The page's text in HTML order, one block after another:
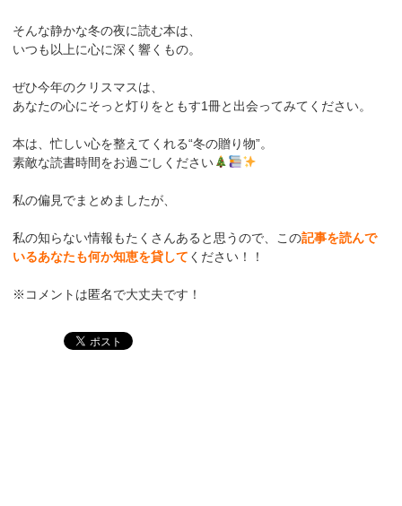
そんな静かな冬の夜に読む本は、
いつも以上に心に深く響くもの。
ぜひ今年のクリスマスは、
あなたの心にそっと灯りをともす1冊と出会ってみてください。
本は、忙しい心を整えてくれる“冬の贈り物”。
素敵な読書時間をお過ごしください
私の偏見でまとめましたが、
私の知らない情報もたくさんあると思うので、この記事を読んで
いるあなたも何か知恵を貸して ください！！
※コメントは匿名で大丈夫です！